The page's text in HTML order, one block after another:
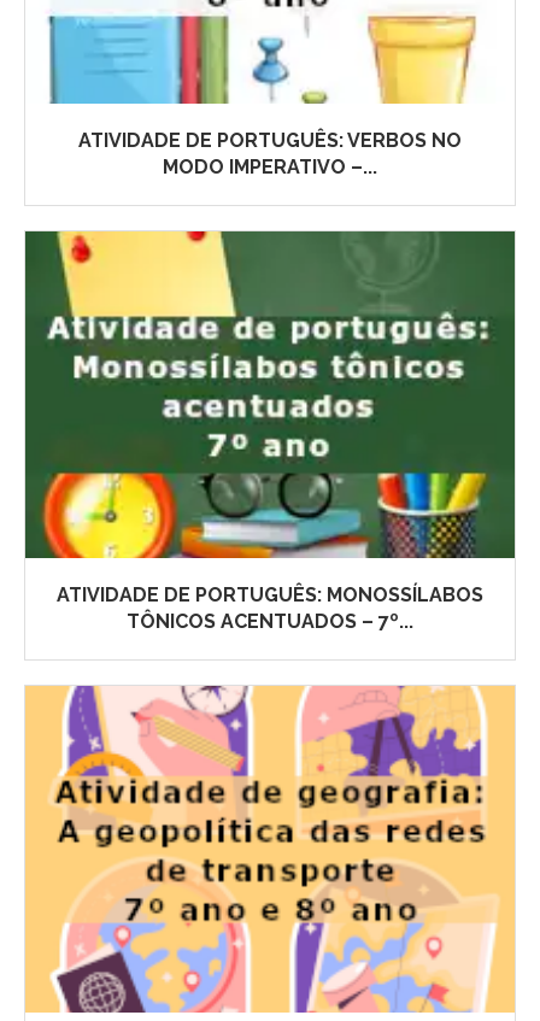
ATIVIDADE DE PORTUGUÊS: VERBOS NO
MODO IMPERATIVO –...
ATIVIDADE DE PORTUGUÊS: MONOSSÍLABOS
TÔNICOS ACENTUADOS – 7º...